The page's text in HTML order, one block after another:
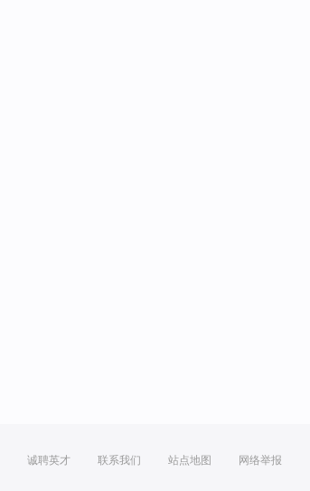
诚聘英才 联系我们 站点地图 网络举报